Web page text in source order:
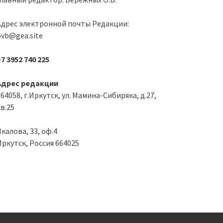
электронной почты Редакции:
3952 740 225
редакции
г.Иркутск, ул. Мамина-Сибиряка, д.27,
33, оф.4
Россия 664025